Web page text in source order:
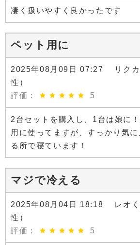
凄く扱いやすく良かったです
ペット用に
2025年08月09日 07:27 リクカ
性）
評価：
5
2台セットを購入し、1台は娘に
用に使ってますが、すっかり気
る所で寝ています！
マジで冷える
2025年08月04日 18:18 レオく
性）
評価：
5